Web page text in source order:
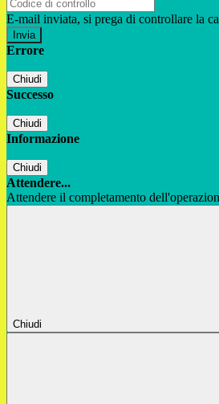
E-mail inviata, si prega di controllare la
Errore
Chiudi
Successo
Chiudi
Informazione
Chiudi
Attendere...
Attendere il completamento
Chiudi